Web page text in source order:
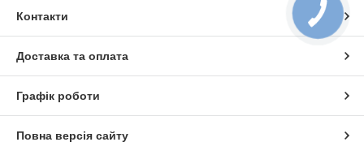
Контакти
Доставка та оплата
Графік роботи
Повна версія сайту